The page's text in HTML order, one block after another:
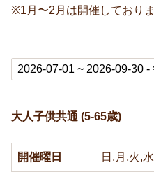
※1月〜2月は開催しておりま
大人子供共通 (5-65歳)
開催曜日 日,月,火,